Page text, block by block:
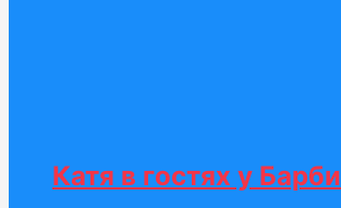
Катя в гостях у Барби